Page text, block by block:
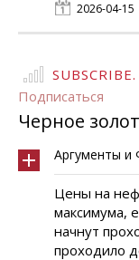
2026-04-15
Подписаться
Черное
Аргументы и
Цены на
максимума,
начнут
проходило